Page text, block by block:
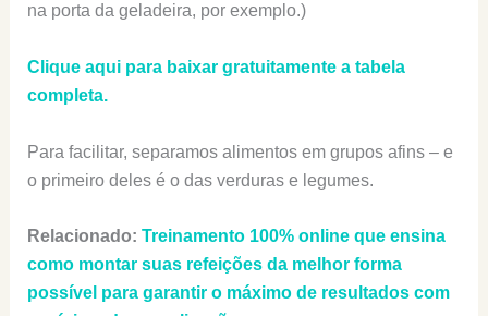
na porta da geladeira, por exemplo.)
Clique aqui para baixar gratuitamente a tabela
completa.
Para facilitar, separamos alimentos em grupos afins – e
o primeiro deles é o das verduras e legumes.
Relacionado: Treinamento 100% online que ensina
como montar suas refeições da melhor forma
possível para garantir o máximo de resultados com